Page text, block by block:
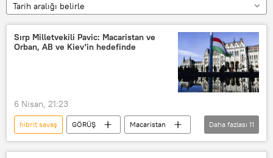
Tarih aralığı belirle
Sırp Milletvekili Pavic: Macaristan ve
Orban, AB ve Kiev'in hedefinde
6 Nisan, 21:23
hibrit savaş GÖRÜŞ
Macaristan
Viktor Orban
Aleksandar Pavic
Daha fazlası 11